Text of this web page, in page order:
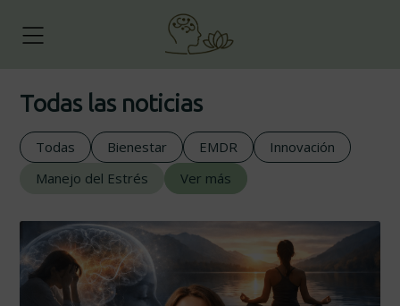
Todas las noticias
Todas Bienestar EMDR
Innovación
Manejo del Estrés
Ver más